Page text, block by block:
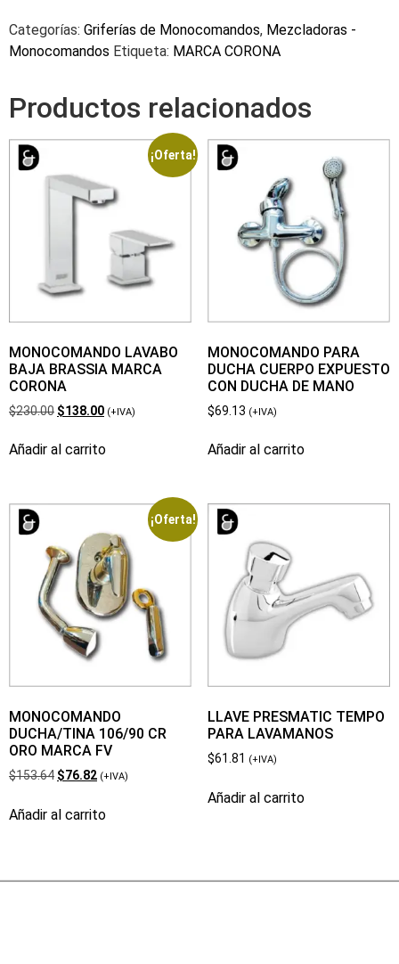
Categorías: Griferías de Monocomandos, Mezcladoras -
Monocomandos Etiqueta: MARCA CORONA
Productos relacionados
¡Oferta!
MONOCOMANDO LAVABO
BAJA BRASSIA MARCA
CORONA
$230.00 $138.00 (+IVA)
Añadir al carrito
MONOCOMANDO PARA
DUCHA CUERPO EXPUESTO
CON DUCHA DE MANO
$69.13 (+IVA)
Añadir al carrito
¡Oferta!
MONOCOMANDO
DUCHA/TINA 106/90 CR
ORO MARCA FV
$153.64 $76.82 (+IVA)
Añadir al carrito
LLAVE PRESMATIC TEMPO
PARA LAVAMANOS
$61.81 (+IVA)
Añadir al carrito